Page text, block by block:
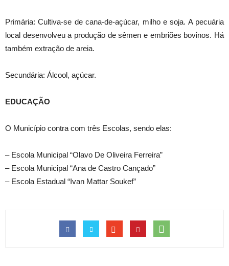
Primária: Cultiva-se de cana-de-açúcar, milho e soja. A pecuária
local desenvolveu a produção de sêmen e embriões bovinos. Há
também extração de areia.
Secundária: Álcool, açúcar.
EDUCAÇÃO
O Município contra com três Escolas, sendo elas:
– Escola Municipal “Olavo De Oliveira Ferreira”
– Escola Municipal “Ana de Castro Cançado”
– Escola Estadual “Ivan Mattar Soukef”